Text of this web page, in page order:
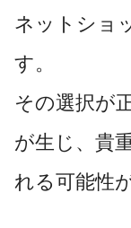
ネットショ
す。
その選択が
が生じ、貴
れる可能性